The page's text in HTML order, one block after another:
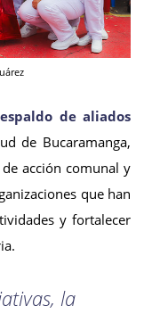
de aliados
de Bucaramanga,
acción comunal y
que han
y fortalecer
la